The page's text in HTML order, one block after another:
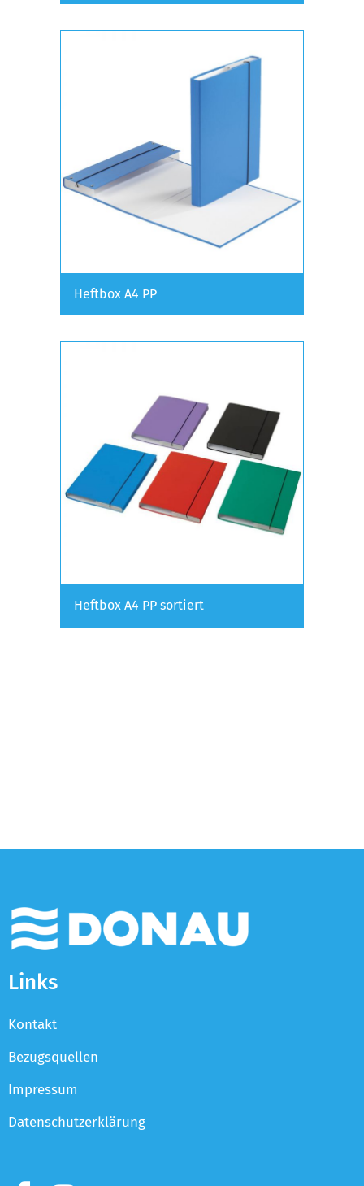
Heftbox A4 PP
Heftbox A4 PP sortiert
Links
Kontakt
Bezugsquellen
Impressum
Datenschutzerklärung